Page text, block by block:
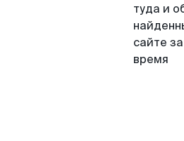
туда и
сайте
время